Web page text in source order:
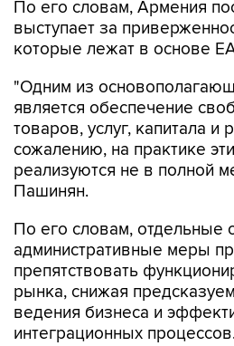
По его словам, Армения
выступает за
которые лежат в основе
"Одним из
является обеспечение
товаров, услуг, капитала и
сожалению, на практике
реализуются не в полной
Пашинян.
По его словам, отдельные
административные меры
препятствовать
рынка, снижая
ведения бизнеса и
интеграционных